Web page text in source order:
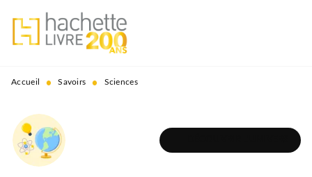
MENU RECHERCHE
PIED DE PAGE
Accueil • Savoirs • Sciences